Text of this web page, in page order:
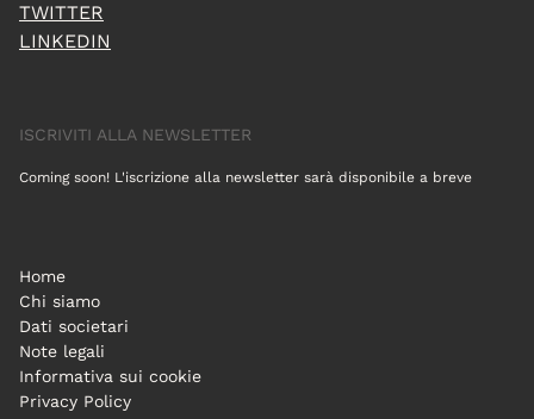
TWITTER
LINKEDIN
ISCRIVITI ALLA NEWSLETTER
Coming soon! L'iscrizione alla newsletter sarà disponibile a breve
Home
Chi siamo
Dati societari
Note legali
Informativa sui cookie
Privacy Policy